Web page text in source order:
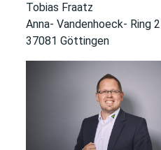
Tobias Fraatz
Anna- Vandenhoeck- Ring
37081 Göttingen